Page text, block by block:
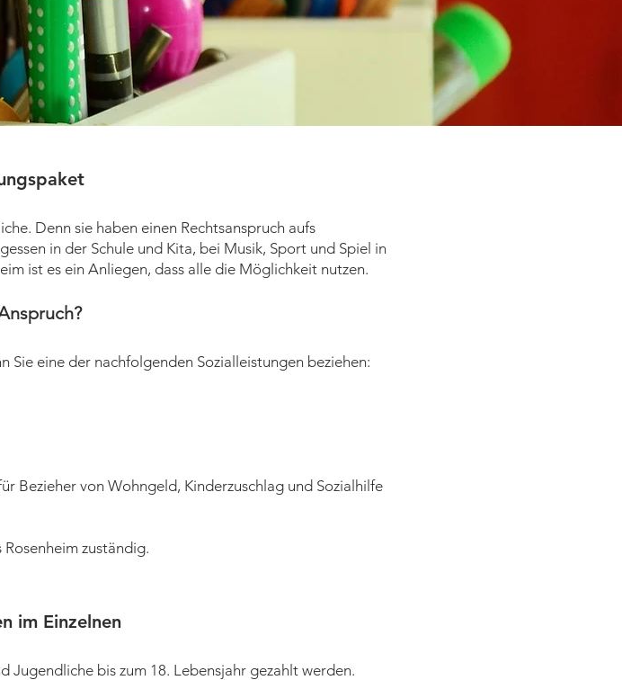
Denn sie haben einen Rechtsanspruch aufs
in der Schule und Kita, bei Musik, Sport und Spiel in
ist es ein Anliegen, dass alle die Möglichkeit nutzen.
Sie eine der nachfolgenden Sozialleistungen beziehen:
Bezieher von Wohngeld, Kinderzuschlag und Sozialhilfe
zuständig.
im Einzelnen
Jugendliche bis zum 18. Lebensjahr gezahlt werden.